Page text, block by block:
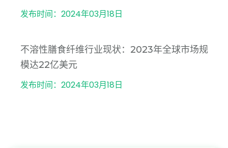
发布时间：2024年03月18日
不溶性膳食纤维行业现状：2023年全球市场规
模达22亿美元
发布时间：2024年03月18日